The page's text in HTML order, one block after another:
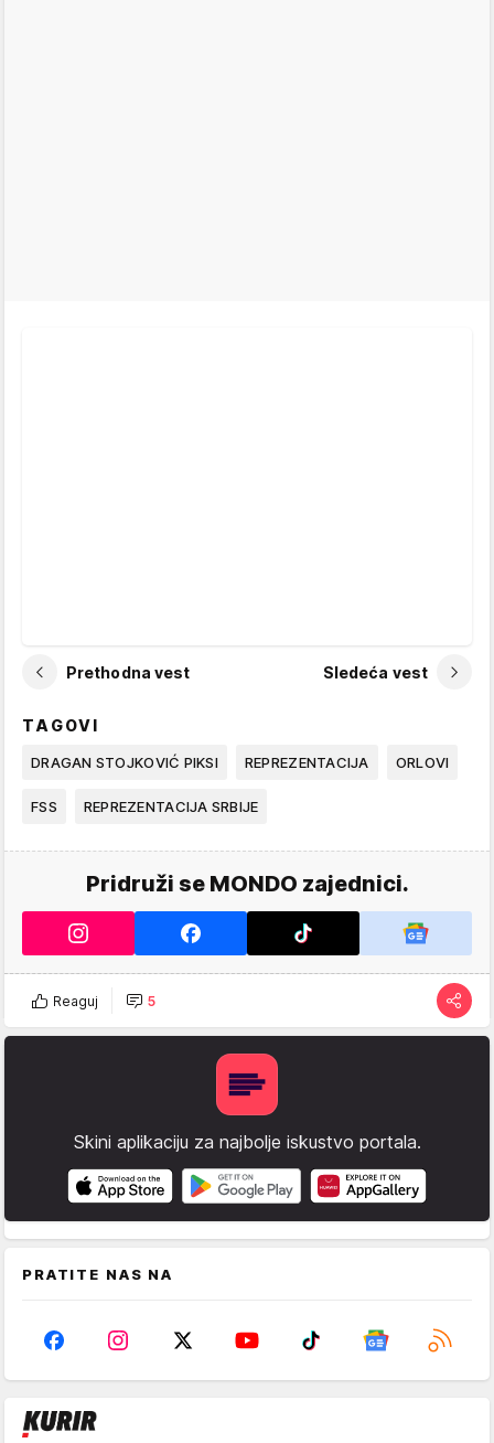
Prethodna vest Sledeća vest
TAGOVI
DRAGAN STOJKOVIĆ PIKSI REPREZENTACIJA ORLOVI
FSS REPREZENTACIJA SRBIJE
Pridruži se MONDO zajednici.
Reaguj 5
Skini aplikaciju za najbolje iskustvo portala.
PRATITE NAS NA